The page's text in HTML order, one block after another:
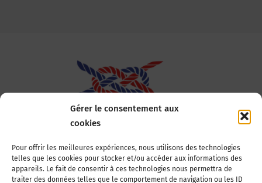
Gérer le consentement aux
cookies
Pour offrir les meilleures expériences, nous utilisons des technologies
telles que les cookies pour stocker et/ou accéder aux informations des
appareils. Le fait de consentir à ces technologies nous permettra de
traiter des données telles que le comportement de navigation ou les ID
Association Nationale des Elus des Littoraux
22, boulevard de la Tour-Maubourg
75007 Paris